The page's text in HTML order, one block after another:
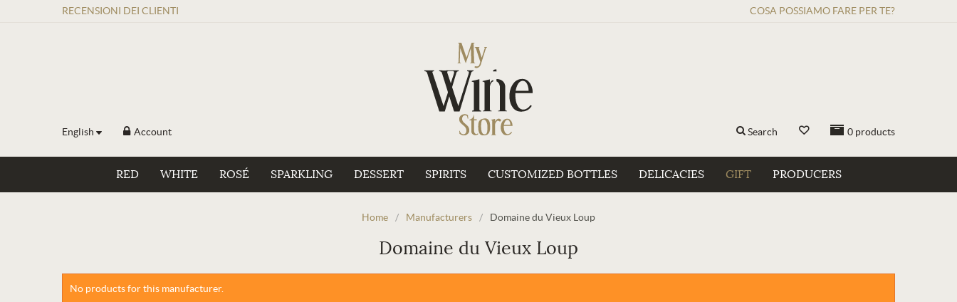
RECENSIONI DEI CLIENTI COSA POSSIAMO FARE PER TE?
English Account 0 products
Search
RED WHITE ROSÉ SPARKLING DESSERT SPIRITS CUSTOMIZED BOTTLES DELICACIES GIFT PRODUCERS
Home / Manufacturers / Domaine du Vieux Loup
Domaine du Vieux Loup
No products for this manufacturer.